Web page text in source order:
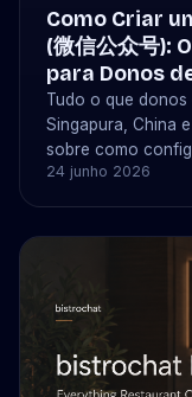
Como Criar
(微信公众号):
para Donos
Tudo o que donos
Singapura, China
sobre como
tipos de conta,
24 junho 2026